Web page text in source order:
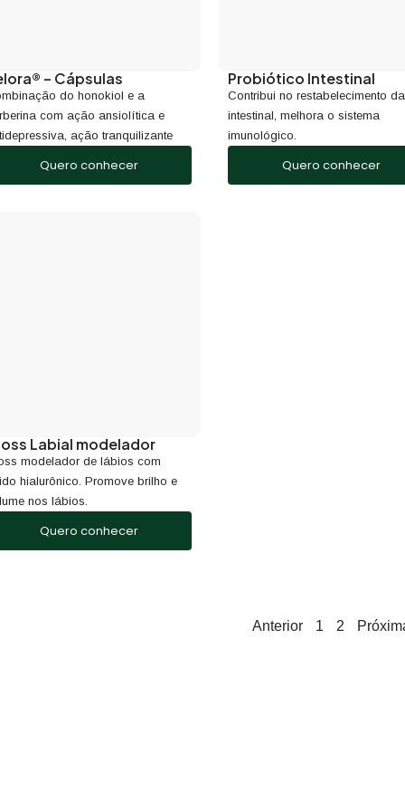
– Cápsulas
do honokiol e a
com ação ansiolítica e
ação tranquilizante
Quero conhecer
Probiótico Intestinal
Contribui no restabelecimento
intestinal, melhora o sistema
imunológico.
Quero conhecer
Labial modelador
modelador de lábios com
hialurônico. Promove brilho e
nos lábios.
Quero conhecer
Anterior 1 2